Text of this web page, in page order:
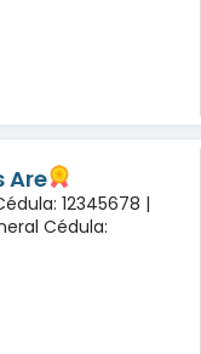
Are
12345678 |
Cédula: